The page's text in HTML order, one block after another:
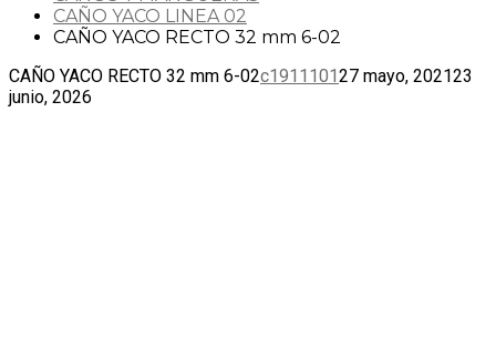
CAÑO YACO LINEA 02
CAÑO YACO RECTO 32 mm 6-02
CAÑO YACO RECTO 32 mm 6-02c191110127 mayo, 202123
junio, 2026